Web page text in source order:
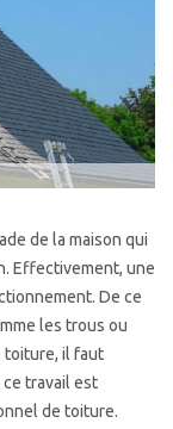
de la maison qui
Effectivement, une
De ce
les trous ou
toiture, il faut
travail est
de toiture.